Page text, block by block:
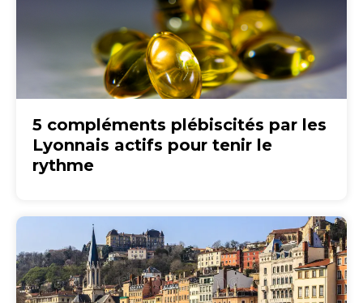
5 compléments plébiscités par les
Lyonnais actifs pour tenir le
rythme